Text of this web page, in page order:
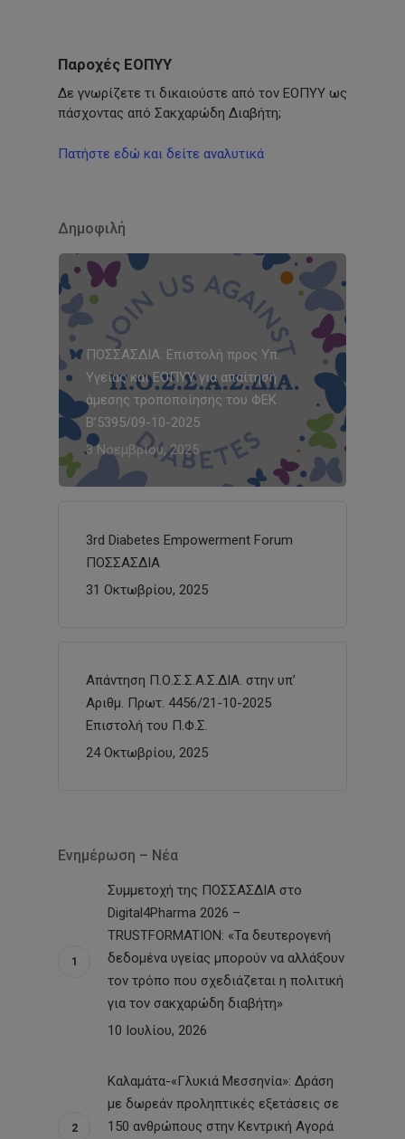
Παροχές ΕΟΠΥΥ
Δε γνωρίζετε τι δικαιούστε από τον ΕΟΠΥΥ ως
πάσχοντας από Σακχαρώδη Διαβήτη;
Πατήστε εδώ και δείτε αναλυτικά
Δημοφιλή
ΠΟΣΣΑΣΔΙΑ: Επιστολή προς Υπ.
Υγείας και ΕΟΠΥΥ για απαίτηση
άμεσης τροποποίησης του ΦΕΚ
Β’5395/09-10-2025
3 Νοεμβρίου, 2025
3rd Diabetes Empowerment Forum
ΠΟΣΣΑΣΔΙΑ
31 Οκτωβρίου, 2025
Απάντηση Π.Ο.Σ.Σ.Α.Σ.ΔΙΑ. στην υπ’
Αριθμ. Πρωτ. 4456/21-10-2025
Επιστολή του Π.Φ.Σ.
24 Οκτωβρίου, 2025
Ενημέρωση – Νέα
Συμμετοχή της ΠΟΣΣΑΣΔΙΑ στο
Digital4Pharma 2026 –
TRUSTFORMATION: «Τα δευτερογενή
δεδομένα υγείας μπορούν να αλλάξουν
τον τρόπο που σχεδιάζεται η πολιτική
για τον σακχαρώδη διαβήτη»
10 Ιουλίου, 2026
Καλαμάτα-«Γλυκιά Μεσσηνία»: Δράση
με δωρεάν προληπτικές εξετάσεις σε
150 ανθρώπους στην Κεντρική Αγορά